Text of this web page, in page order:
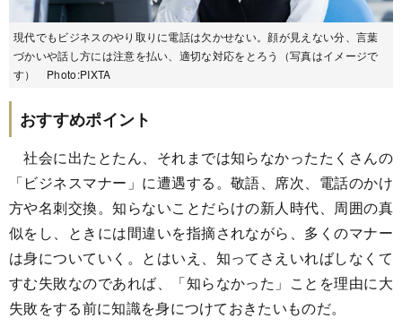
現代でもビジネスのやり取りに電話は欠かせない。顔が見えない分、言葉
づかいや話し方には注意を払い、適切な対応をとろう（写真はイメージで
す） Photo:PIXTA
おすすめポイント
社会に出たとたん、それまでは知らなかったたくさんの
「ビジネスマナー」に遭遇する。敬語、席次、電話のかけ
方や名刺交換。知らないことだらけの新人時代、周囲の真
似をし、ときには間違いを指摘されながら、多くのマナー
は身についていく。とはいえ、知ってさえいればしなくて
すむ失敗なのであれば、「知らなかった」ことを理由に大
失敗をする前に知識を身につけておきたいものだ。